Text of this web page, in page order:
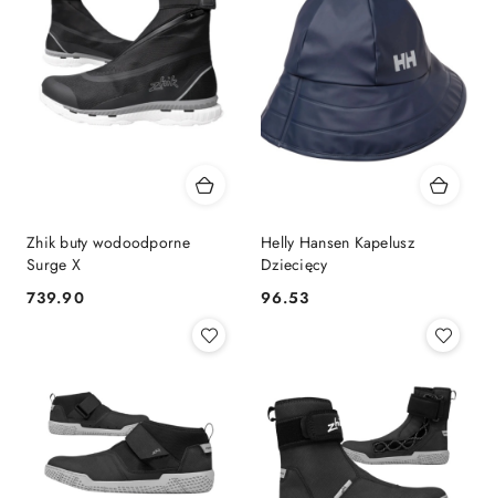
Zhik buty wodoodporne
Surge X
Cena:
739.90
Helly Hansen Kapelusz
Dziecięcy
Cena:
96.53